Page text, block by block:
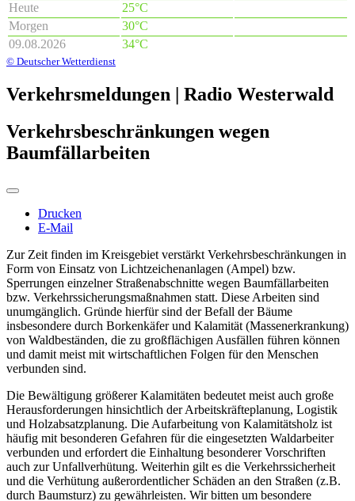
Heute
25°C
Morgen
30°C
09.08.2026
34°C
© Deutscher Wetterdienst
Verkehrsmeldungen | Radio Westerwald
Verkehrsbeschränkungen wegen
Baumfällarbeiten
Drucken
E-Mail
Zur Zeit finden im Kreisgebiet verstärkt Verkehrsbeschränkungen in
Form von Einsatz von Lichtzeichenanlagen (Ampel) bzw.
Sperrungen einzelner Straßenabschnitte wegen Baumfällarbeiten
bzw. Verkehrssicherungsmaßnahmen statt. Diese Arbeiten sind
unumgänglich. Gründe hierfür sind der Befall der Bäume
insbesondere durch Borkenkäfer und Kalamität (Massenerkrankung)
von Waldbeständen, die zu großflächigen Ausfällen führen können
und damit meist mit wirtschaftlichen Folgen für den Menschen
verbunden sind.
Die Bewältigung größerer Kalamitäten bedeutet meist auch große
Herausforderungen hinsichtlich der Arbeitskräfteplanung, Logistik
und Holzabsatzplanung. Die Aufarbeitung von Kalamitätsholz ist
häufig mit besonderen Gefahren für die eingesetzten Waldarbeiter
verbunden und erfordert die Einhaltung besonderer Vorschriften
auch zur Unfallverhütung. Weiterhin gilt es die Verkehrssicherheit
und die Verhütung außerordentlicher Schäden an den Straßen (z.B.
durch Baumsturz) zu gewährleisten. Wir bitten um besondere